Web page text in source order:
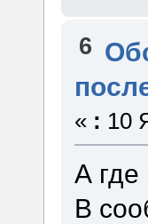
6
« : 10
А где
В